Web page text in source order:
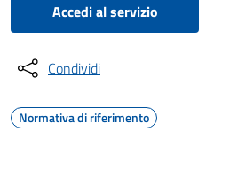
Accedi al servizio
Condividi
Normativa di riferimento